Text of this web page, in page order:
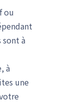
ou
sont à
à
une